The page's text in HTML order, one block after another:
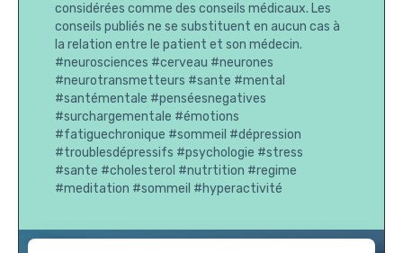
considérées comme des conseils médicaux. Les
conseils publiés ne se substituent en aucun cas à
la relation entre le patient et son médecin.
#neurosciences #cerveau #neurones
#neurotransmetteurs #sante #mental
#santémentale #penséesnegatives
#surchargementale #émotions
#fatiguechronique #sommeil #dépression
#troublesdépressifs #psychologie #stress
#sante #cholesterol #nutrtition #regime
#meditation #sommeil #hyperactivité